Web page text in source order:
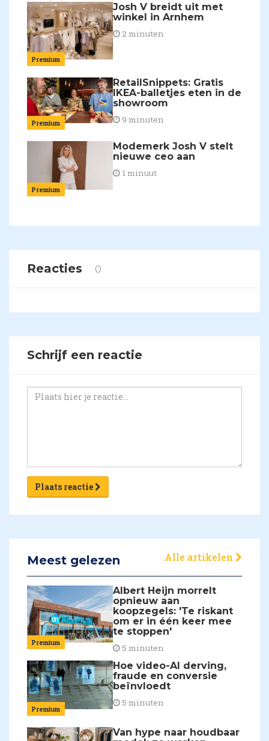
Premium
Josh V breidt uit met
winkel in Arnhem
2 minuten
Premium
RetailSnippets: Gratis
IKEA-balletjes eten in de
showroom
9 minuten
Premium
Modemerk Josh V stelt
nieuwe ceo aan
1 minuut
Reacties 0
Schrijf een reactie
Plaats reactie
Meest gelezen Alle artikelen
Premium
Albert Heijn morrelt
opnieuw aan
koopzegels: 'Te riskant
om er in één keer mee
te stoppen'
5 minuten
Premium
Hoe video-AI derving,
fraude en conversie
beïnvloedt
5 minuten
Van hype naar houdbaar